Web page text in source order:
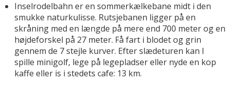
Inselrodelbahn er en sommerkælkebane midt i den
smukke naturkulisse. Rutsjebanen ligger på en
skråning med en længde på mere end 700 meter og en
højdeforskel på 27 meter. Få fart i blodet og grin
gennem de 7 stejle kurver. Efter slædeturen kan I
spille minigolf, lege på legepladser eller nyde en kop
kaffe eller is i stedets cafe: 13 km.